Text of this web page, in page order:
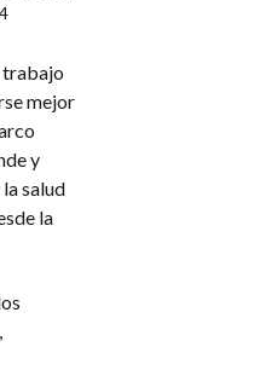
trabajo
mejor
y
salud
la